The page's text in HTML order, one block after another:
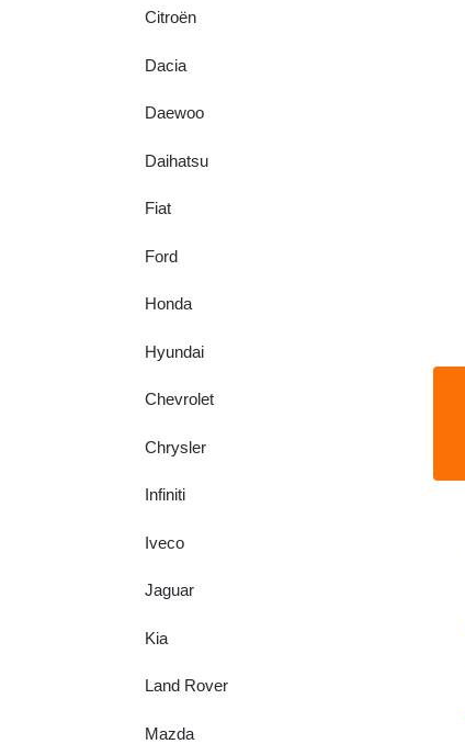
Citroën
Dacia
Daewoo
Daihatsu
Fiat
Ford
Honda
Hyundai
Chevrolet
Chrysler
Infiniti
Iveco
Jaguar
Kia
Land Rover
Mazda